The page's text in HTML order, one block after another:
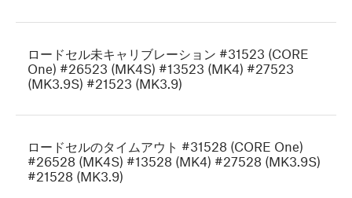
ロードセル未キャリブレーション #31523 (CORE
One) #26523 (MK4S) #13523 (MK4) #27523
(MK3.9S) #21523 (MK3.9)
ロードセルのタイムアウト #31528 (CORE One)
#26528 (MK4S) #13528 (MK4) #27528 (MK3.9S)
#21528 (MK3.9)